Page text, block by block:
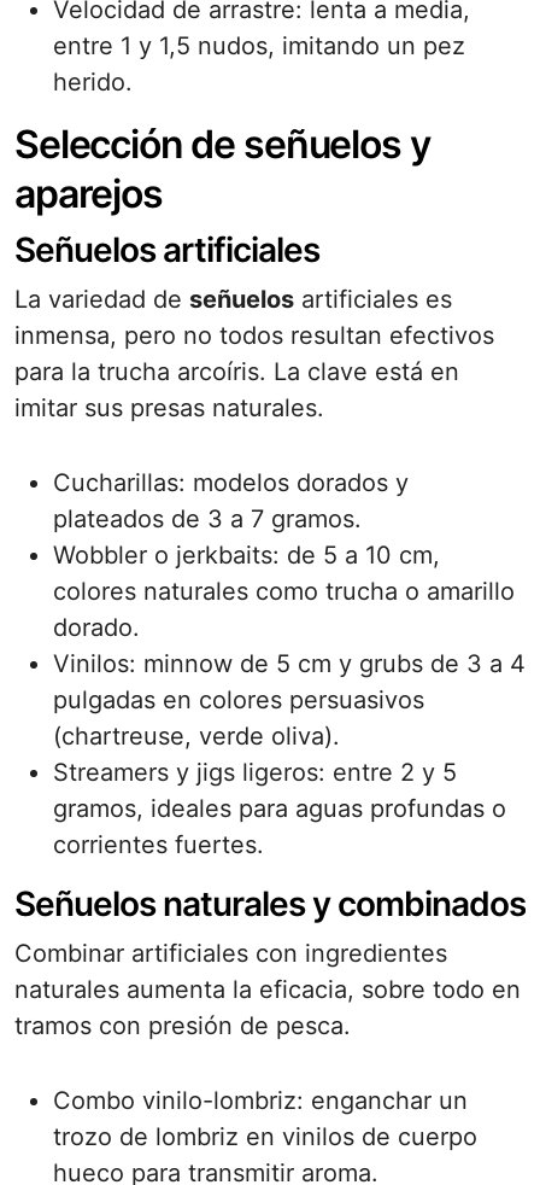
Velocidad de arrastre: lenta a media,
entre 1 y 1,5 nudos, imitando un pez
herido.
Selección de señuelos y
aparejos
Señuelos artificiales
La variedad de señuelos artificiales es
inmensa, pero no todos resultan efectivos
para la trucha arcoíris. La clave está en
imitar sus presas naturales.
Cucharillas: modelos dorados y
plateados de 3 a 7 gramos.
Wobbler o jerkbaits: de 5 a 10 cm,
colores naturales como trucha o amarillo
dorado.
Vinilos: minnow de 5 cm y grubs de 3 a 4
pulgadas en colores persuasivos
(chartreuse, verde oliva).
Streamers y jigs ligeros: entre 2 y 5
gramos, ideales para aguas profundas o
corrientes fuertes.
Señuelos naturales y combinados
Combinar artificiales con ingredientes
naturales aumenta la eficacia, sobre todo en
tramos con presión de pesca.
Combo vinilo-lombriz: enganchar un
trozo de lombriz en vinilos de cuerpo
hueco para transmitir aroma.